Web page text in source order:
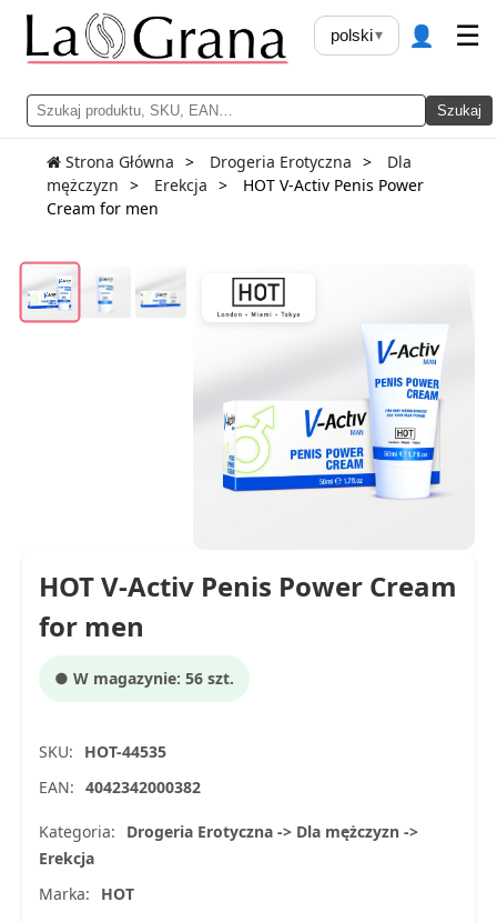
Szukaj
polski▾ 👤 ☰
Strona Główna Drogeria Erotyczna
Dla
mężczyzn
Erekcja
HOT V-Activ Penis Power
Cream for men
HOT V-Activ Penis Power Cream
for men
● W magazynie: 56 szt.
SKU:
HOT-44535
EAN: 4042342000382
Kategoria:
Drogeria Erotyczna -> Dla mężczyzn ->
Erekcja
Marka:
HOT